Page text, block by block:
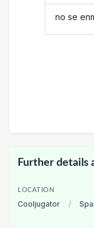
no se
Further details
LOCATION
Cooljugator /